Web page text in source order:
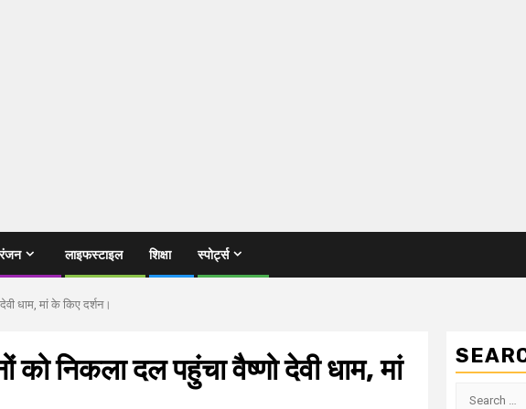
लाइफस्टाइल शिक्षा स्पोर्ट्स
धाम, मां के किए दर्शन।
को निकला दल पहुंचा वैष्णो देवी धाम, मां
Search